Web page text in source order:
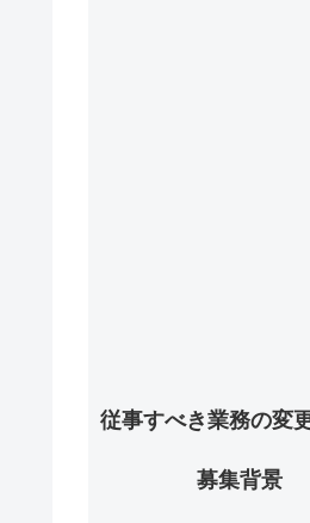
従事すべき業務の変
募集背景